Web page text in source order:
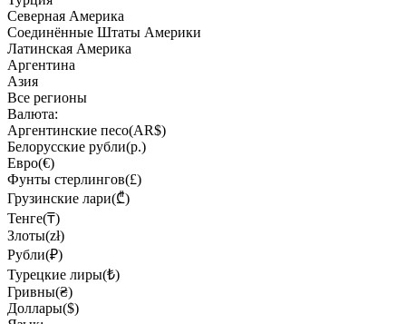
Северная Америка
Соединённые Штаты Америки
Латинская Америка
Аргентина
Азия
Все регионы
Валюта:
Аргентинские песо(AR$)
Белорусские рубли(р.)
Евро(€)
Фунты стерлингов(£)
Грузинские лари(₾)
Тенге(₸)
Злоты(zł)
Рубли(₽)
Турецкие лиры(₺)
Гривны(₴)
Доллары($)